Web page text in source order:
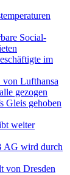
Social-
im
Lufthansa
gezogen
Gleis gehoben
weiter
AG wird durch
von Dresden